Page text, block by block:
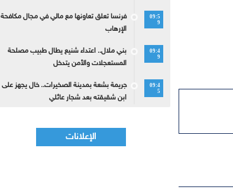
09:5
9
فرنسا تعلق تعاونها مع مالي في مجال مكافحة
الإرهاب
09:4
9
بني ملال.. اعتداء شنيع يطال طبيب مصلحة
المستعجلات والأمن يتدخل
09:4
5
جريمة بشعة بمدينة الصخيرات.. خال يجهز على
ابن شقيقته بعد شجار عائلي
الإعلانات